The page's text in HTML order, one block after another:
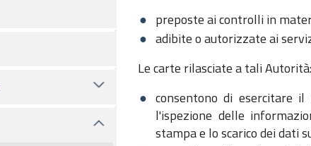
preposte ai controlli in
adibite o autorizzate ai
Le carte rilasciate a tali Autorità:
consentono di esercitare
l'ispezione delle
stampa e lo scarico dei dati